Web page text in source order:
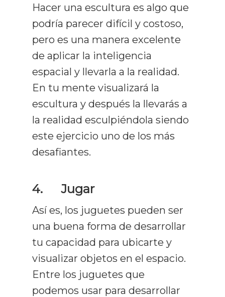
Hacer una escultura es algo que
podría parecer difícil y costoso,
pero es una manera excelente
de aplicar la inteligencia
espacial y llevarla a la realidad.
En tu mente visualizará la
escultura y después la llevarás a
la realidad esculpiéndola siendo
este ejercicio uno de los más
desafiantes.
4. Jugar
Así es, los juguetes pueden ser
una buena forma de desarrollar
tu capacidad para ubicarte y
visualizar objetos en el espacio.
Entre los juguetes que
podemos usar para desarrollar